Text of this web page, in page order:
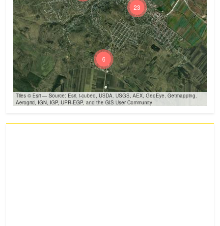
23
6
Tiles © Esri — Source: Esri, i-cubed, USDA, USGS, AEX, GeoEye, Getmapping,
Aerogrid, IGN, IGP, UPR-EGP, and the GIS User Community